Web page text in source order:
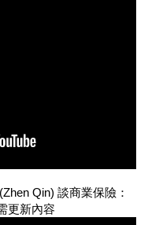
Qin) 談商業保險：
更新內容